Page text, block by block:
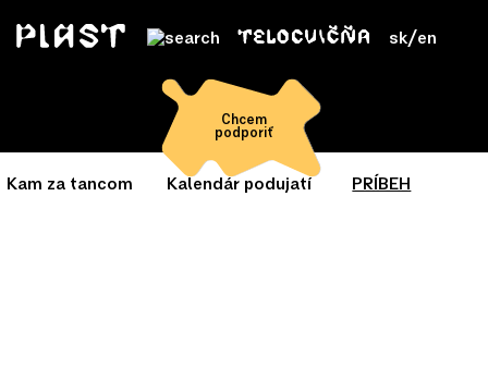
sk/en
Chcem
podporiť
Kam za tancom Kalendár podujatí PRÍBEH